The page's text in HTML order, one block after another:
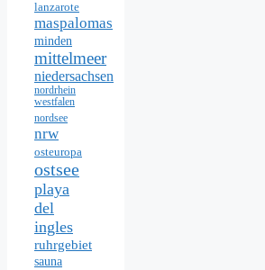
lanzarote
maspalomas
minden
mittelmeer
niedersachsen
nordrhein
westfalen
nordsee
nrw
osteuropa
ostsee
playa
del
ingles
ruhrgebiet
sauna